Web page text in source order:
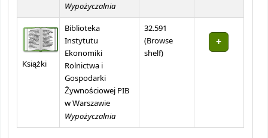
Wypożyczalnia
Książki
Biblioteka
Instytutu
Ekonomiki
Rolnictwa i
Gospodarki
Żywnościowej PIB
w Warszawie
Wypożyczalnia
32.591
(Browse
shelf(Opens below)
)